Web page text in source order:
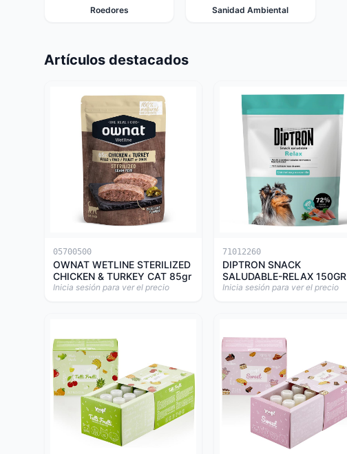
Roedores Sanidad Ambiental
Artículos destacados
05700500
OWNAT WETLINE STERILIZED
CHICKEN & TURKEY CAT 85gr
Inicia sesión para ver el precio
71012260
DIPTRON SNACK
SALUDABLE-RELAX 150GR
Inicia sesión para ver el precio